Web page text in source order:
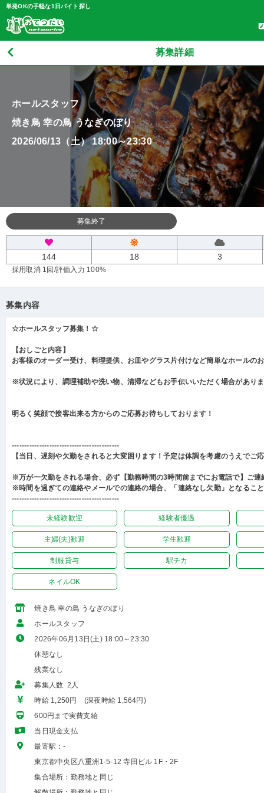
単発OKの手軽な1日バイト探し
募集詳細
ホールスタッフ
焼き鳥 幸の鳥 うなぎのぼり
2026/06/13（土） 18:00～23:30
募集終了
144 18 3
採用取消 1回 /評価入力 100%
募集内容
☆ホールスタッフ募集！☆
【おしごと内容】
お客様のオーダー受け、料理提供、お皿やグラス片付けなど簡単なホールの
※状況により、調理補助や洗い物、清掃などもお手伝いいただく場合があり
明るく笑顔で接客出来る方からのご応募お待ちしております！
-------------------------------------------
【当日、遅刻や欠勤をされると大変困ります！予定は体調を考慮のうえでご
※万が一欠勤をされる場合、必ず【勤務時間の3時間前までにお電話で】ご連
※時間を過ぎての連絡やメールでの連絡の場合、「連絡なし欠勤」となるこ
-------------------------------------------
未経験歓迎 経験者優遇
主婦(夫)歓迎 学生歓迎
制服貸与 駅チカ
ネイルOK
焼き鳥 幸の鳥 うなぎのぼり
ホールスタッフ
2026年06月13日(土) 18:00～23:30
休憩なし
残業なし
募集人数 2人
時給 1,250円 (深夜時給 1,564円)
600円まで実費支給
当日現金支払
最寄駅：-
東京都中央区八重洲1-5-12 寺田ビル 1F・2F
集合場所：勤務地と同じ